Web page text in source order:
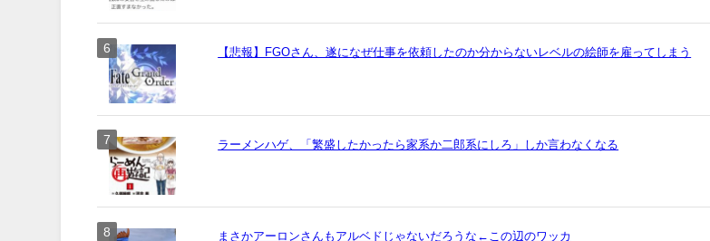
【悲報】FGOさん、遂になぜ仕事を依頼したのか分からないレベルの絵師を雇ってしまう
ラーメンハゲ、「繁盛したかったら家系か二郎系にしろ」しか言わなくなる
まさかアーロンさんもアルベドじゃないだろうな←この辺のワッカ